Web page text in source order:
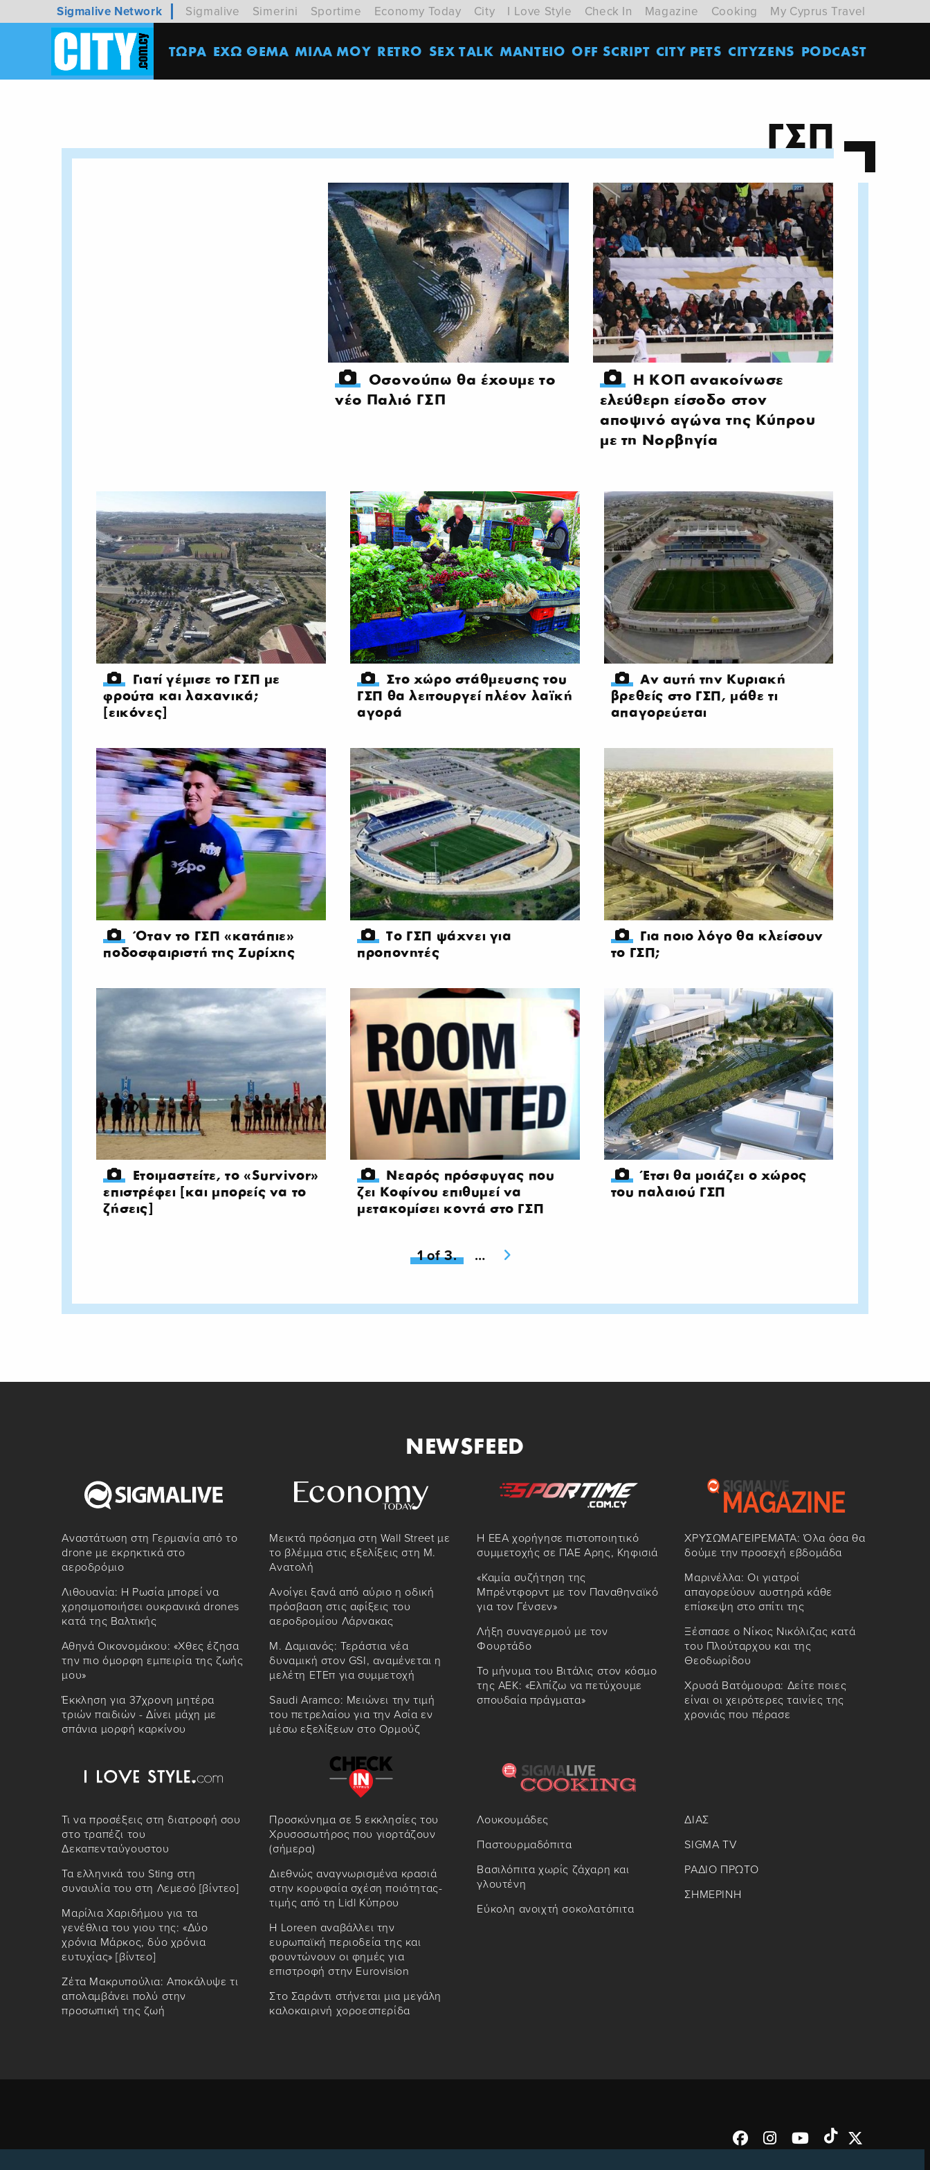
Sigmalive Network Sigmalive Simerini Sportime Economy Today City I Love Style Check In Magazine Cooking My Cyprus Travel
ΤΩΡΑ ΕΧΩ ΘΕΜΑ MΙΛΑ ΜΟΥ RETRO SEX TALK ΜΑΝΤΕΙΟ OFF SCRIPT CITY PETS CITYZENS PODCAST
ΓΣΠ
Οσονούπω θα έχουμε το
νέο Παλιό ΓΣΠ
Η ΚΟΠ ανακοίνωσε
ελεύθερη είσοδο στον
αποψινό αγώνα της Κύπρου
με τη Νορβηγία
Γιατί γέμισε το ΓΣΠ με
φρούτα και λαχανικά;
[εικόνες]
Στο χώρο στάθμευσης του
ΓΣΠ θα λειτουργεί πλέον λαϊκή
αγορά
Αν αυτή την Κυριακή
βρεθείς στο ΓΣΠ, μάθε τι
απαγορεύεται
Όταν το ΓΣΠ «κατάπιε»
ποδοσφαιριστή της Ζυρίχης
Το ΓΣΠ ψάχνει για
προπονητές
Για ποιο λόγο θα κλείσουν
το ΓΣΠ;
Ετοιμαστείτε, το «Survivor»
επιστρέφει [και μπορείς να το
ζήσεις]
Νεαρός πρόσφυγας που
ζει Κοφίνου επιθυμεί να
μετακομίσει κοντά στο ΓΣΠ
Έτσι θα μοιάζει ο χώρος
του παλαιού ΓΣΠ
You're on page
1 of 3. Next page
NEWSFEED
Αναστάτωση στη Γερμανία από το
drone με εκρηκτικά στο
αεροδρόμιο
Λιθουανία: Η Ρωσία μπορεί να
χρησιμοποιήσει ουκρανικά drones
κατά της Βαλτικής
Αθηνά Οικονομάκου: «Χθες έζησα
την πιο όμορφη εμπειρία της ζωής
μου»
Έκκληση για 37χρονη μητέρα
τριών παιδιών - Δίνει μάχη με
σπάνια μορφή καρκίνου
Μεικτά πρόσημα στη Wall Street με
το βλέμμα στις εξελίξεις στη Μ.
Ανατολή
Ανοίγει ξανά από αύριο η οδική
πρόσβαση στις αφίξεις του
αεροδρομίου Λάρνακας
Μ. Δαμιανός: Τεράστια νέα
δυναμική στον GSI, αναμένεται η
μελέτη ΕΤΕπ για συμμετοχή
Saudi Aramco: Μειώνει την τιμή
του πετρελαίου για την Ασία εν
μέσω εξελίξεων στο Ορμούζ
Η ΕΕΑ χορήγησε πιστοποιητικό
συμμετοχής σε ΠΑΕ Αρης, Κηφισιά
«Καμία συζήτηση της
Μπρέντφορντ με τον Παναθηναϊκό
για τον Γένσεν»
Λήξη συναγερμού με τον
Φουρτάδο
Το μήνυμα του Βιτάλις στον κόσμο
της ΑΕΚ: «Ελπίζω να πετύχουμε
σπουδαία πράγματα»
ΧΡΥΣΩΜΑΓΕΙΡΕΜΑΤΑ: Όλα όσα θα
δούμε την προσεχή εβδομάδα
Μαρινέλλα: Οι γιατροί
απαγορεύουν αυστηρά κάθε
επίσκεψη στο σπίτι της
Ξέσπασε ο Νίκος Νικόλιζας κατά
του Πλούταρχου και της
Θεοδωρίδου
Χρυσά Βατόμουρα: Δείτε ποιες
είναι οι χειρότερες ταινίες της
χρονιάς που πέρασε
Τι να προσέξεις στη διατροφή σου
στο τραπέζι του
Δεκαπενταύγουστου
Τα ελληνικά του Sting στη
συναυλία του στη Λεμεσό [βίντεο]
Μαρίλια Χαριδήμου για τα
γενέθλια του γιου της: «Δύο
χρόνια Μάρκος, δύο χρόνια
ευτυχίας» [βίντεο]
Ζέτα Μακρυπούλια: Αποκάλυψε τι
απολαμβάνει πολύ στην
προσωπική της ζωή
Προσκύνημα σε 5 εκκλησίες του
Χρυσοσωτήρος που γιορτάζουν
(σήμερα)
Διεθνώς αναγνωρισμένα κρασιά
στην κορυφαία σχέση ποιότητας-
τιμής από τη Lidl Κύπρου
Η Loreen αναβάλλει την
ευρωπαϊκή περιοδεία της και
φουντώνουν οι φημές για
επιστροφή στην Eurovision
Στο Σαράντι στήνεται μια μεγάλη
καλοκαιρινή χοροεσπερίδα
Λουκουμάδες
Παστουρμαδόπιτα
Βασιλόπιτα χωρίς ζάχαρη και
γλουτένη
Εύκολη ανοιχτή σοκολατόπιτα
ΔΙΑΣ
SIGMA TV
ΡΑΔΙΟ ΠΡΩΤΟ
ΣΗΜΕΡΙΝΗ